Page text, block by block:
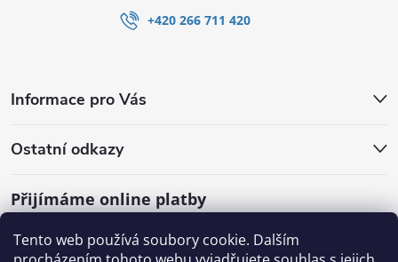
Tento web používá soubory cookie. Dalším
Informace pro Vás
Ostatní odkazy
Přijímáme online platby
+420 266 711 420